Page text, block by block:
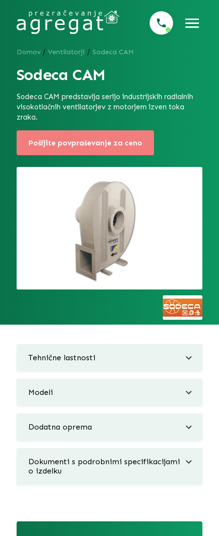
Domov / Ventilatorji / Sodeca CAM
Sodeca CAM
Sodeca CAM predstavlja serijo industrijskih radialnih
visokotlačnih ventilatorjev z motorjem izven toka
zraka.
Pošljite povpraševanje za ceno
Tehnične lastnosti
Modeli
Dodatna oprema
Dokumenti s podrobnimi specifikacijami
o izdelku